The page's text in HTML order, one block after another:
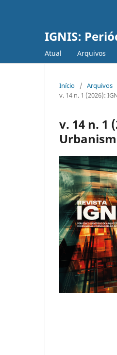
IGNIS:
Atual Arquivos
Início / Arquivos
v. 14 n. 1 (2026):
v. 14 n. 1